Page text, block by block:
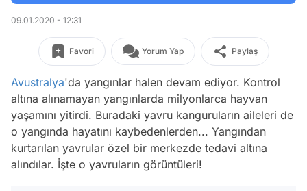
09.01.2020 - 12:31
Favori Yorum Yap Paylaş
Avustralya'da yangınlar halen devam ediyor. Kontrol
altına alınamayan yangınlarda milyonlarca hayvan
yaşamını yitirdi. Buradaki yavru kanguruların aileleri de
o yangında hayatını kaybedenlerden... Yangından
kurtarılan yavrular özel bir merkezde tedavi altına
alındılar. İşte o yavruların görüntüleri!